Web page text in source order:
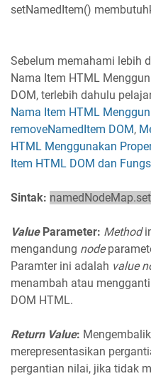
setNamedItem()
Sebelum memahami lebih
Nama Item HTML
DOM, terlebih dahulu
Nama Item HTML
removeNamedItem DOM,
HTML Menggunakan
Item HTML DOM dan
Sintak:
ValueParameter: Method
mengandung node
Paramter ini adalah value
menambah atau
DOM HTML.
Return Value:
merepresentasikan
pergantian nilai, jika tidak